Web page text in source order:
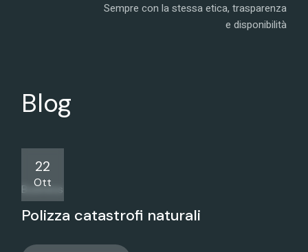
Sempre con la stessa etica, trasparenza
e disponibilità
Blog
22
Ott
Business
Polizza catastrofi naturali